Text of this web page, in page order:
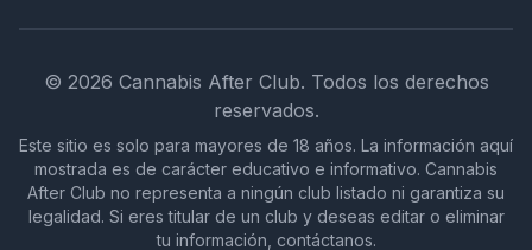
© 2026 Cannabis After Club. Todos los derechos
reservados.
Este sitio es solo para mayores de 18 años. La información aquí
mostrada es de carácter educativo e informativo. Cannabis
After Club no representa a ningún club listado ni garantiza su
legalidad. Si eres titular de un club y deseas editar o eliminar
tu información, contáctanos.